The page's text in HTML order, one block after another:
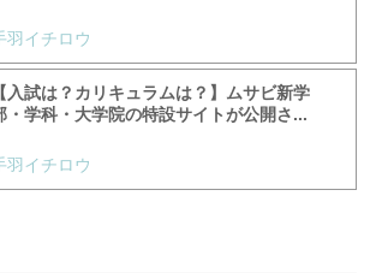
羽イチロウ
【入試は？カリキュラムは？】ムサビ新学
・学科・大学院の特設サイトが公開さ...
羽イチロウ